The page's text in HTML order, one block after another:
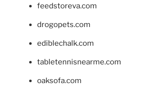
feedstoreva.com
drogopets.com
ediblechalk.com
tabletennisnearme.com
oaksofa.com